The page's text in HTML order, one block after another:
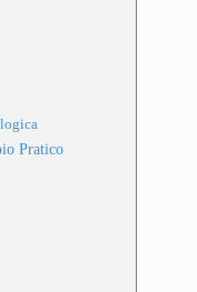
Pratico